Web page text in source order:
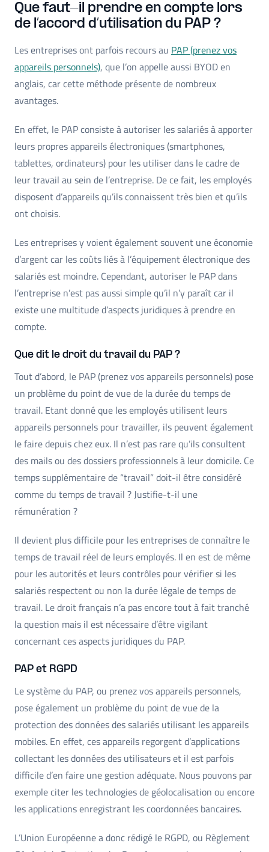
Que faut-il prendre en compte lors
de l’accord d’utilisation du PAP ?
Les entreprises ont parfois recours au PAP (prenez vos
appareils personnels), que l’on appelle aussi BYOD en
anglais, car cette méthode présente de nombreux
avantages.
En effet, le PAP consiste à autoriser les salariés à apporter
leurs propres appareils électroniques (smartphones,
tablettes, ordinateurs) pour les utiliser dans le cadre de
leur travail au sein de l’entreprise. De ce fait, les employés
disposent d’appareils qu’ils connaissent très bien et qu’ils
ont choisis.
Les entreprises y voient également souvent une économie
d’argent car les coûts liés à l’équipement électronique des
salariés est moindre. Cependant, autoriser le PAP dans
l’entreprise n’est pas aussi simple qu’il n’y paraît car il
existe une multitude d’aspects juridiques à prendre en
compte.
Que dit le droit du travail du PAP ?
Tout d’abord, le PAP (prenez vos appareils personnels) pose
un problème du point de vue de la durée du temps de
travail. Etant donné que les employés utilisent leurs
appareils personnels pour travailler, ils peuvent également
le faire depuis chez eux. Il n’est pas rare qu’ils consultent
des mails ou des dossiers professionnels à leur domicile. Ce
temps supplémentaire de “travail” doit-il être considéré
comme du temps de travail ? Justifie-t-il une
rémunération ?
Il devient plus difficile pour les entreprises de connaître le
temps de travail réel de leurs employés. Il en est de même
pour les autorités et leurs contrôles pour vérifier si les
salariés respectent ou non la durée légale de temps de
travail. Le droit français n’a pas encore tout à fait tranché
la question mais il est nécessaire d’être vigilant
concernant ces aspects juridiques du PAP.
PAP et RGPD
Le système du PAP, ou prenez vos appareils personnels,
pose également un problème du point de vue de la
protection des données des salariés utilisant les appareils
mobiles. En effet, ces appareils regorgent d’applications
collectant les données des utilisateurs et il est parfois
difficile d’en faire une gestion adéquate. Nous pouvons par
exemple citer les technologies de géolocalisation ou encore
les applications enregistrant les coordonnées bancaires.
L’Union Européenne a donc rédigé le RGPD, ou Règlement